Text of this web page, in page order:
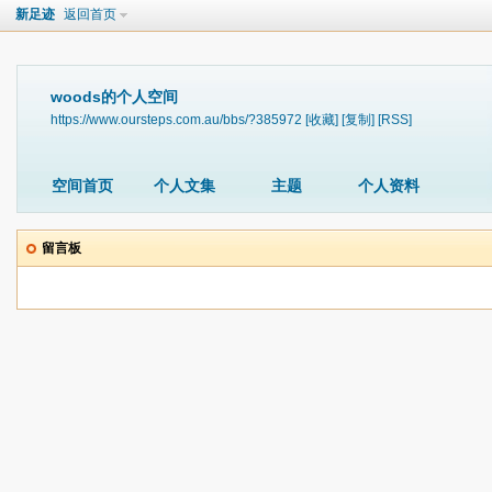
新足迹 返回首页
woods的个人空间
https://www.oursteps.com.au/bbs/?385972 [收藏] [复制] [RSS]
空间首页 个人文集 主题 个人资料
留言板